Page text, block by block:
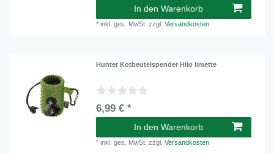
In den Warenkorb
*inkl. ges. MwSt. zzgl.Versandkosten
Hunter Kotbeutelspender Hilo limette
6,99 € *
In den Warenkorb
*inkl. ges. MwSt. zzgl.Versandkosten